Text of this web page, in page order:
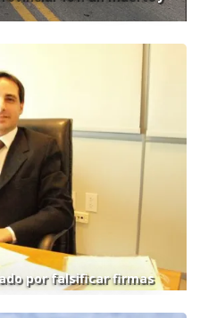
por falsificar firmas